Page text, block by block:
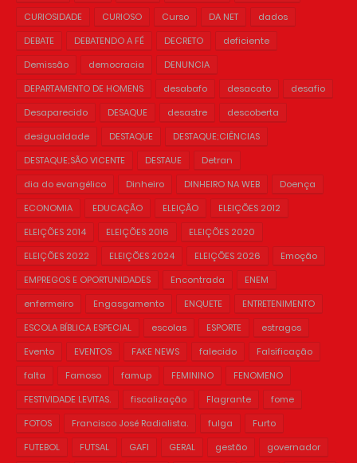
CURIOSIDADE
CURIOSO Curso DA NET
dados
DEBATE
DEBATENDO A FÉ DECRETO
deficiente
Demissão
democracia
DENUNCIA
DEPARTAMENTO DE HOMENS
desabafo desacato
desafio
Desaparecido
DESAQUE desastre
descoberta
desigualdade
DESTAQUE
DESTAQUE;CIÊNCIAS
DESTAQUE;SÃO VICENTE
DESTAUE
Detran
dia do evangélico
Dinheiro DINHEIRO NA WEB
Doença
ECONOMIA
EDUCAÇÃO ELEIÇÃO
ELEIÇÕES 2012
ELEIÇÕES 2014
ELEIÇÕES 2016
ELEIÇÕES 2020
ELEIÇÕES 2022
ELEIÇÕES 2024 ELEIÇÕES 2026
Emoção
EMPREGOS E OPORTUNIDADES
Encontrada
ENEM
enfermeiro
Engasgamento ENQUETE
ENTRETENIMENTO
ESCOLA BÍBLICA ESPECIAL
escolas ESPORTE
estragos
Evento
EVENTOS FAKE NEWS falecido
Falsificação
falta
Famoso famup FEMININO
FENOMENO
FESTIVIDADE LEVITAS.
fiscalização Flagrante
fome
FOTOS
Francisco José Radialista. fulga
Furto
FUTEBOL
FUTSAL GAFI GERAL gestão
governador